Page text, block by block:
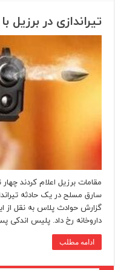
تیراندازی در برزیل با ۴
مقامات برزیل اعلام کردند
سارق مسلح در یک حادثه
گزارش حوادث پلاس به نقل از
داروخانه رخ داد. پلیس
ادامه مطلب